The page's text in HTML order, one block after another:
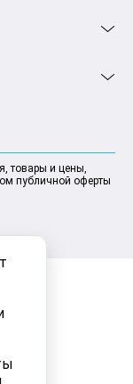
товары и цены,
публичной оферты